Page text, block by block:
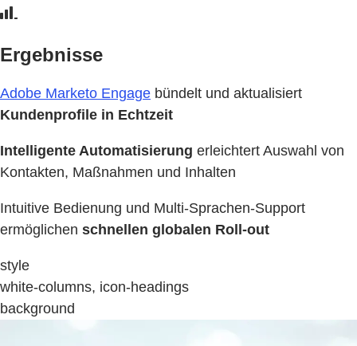
Ergebnisse
Adobe Marketo Engage bündelt und aktualisiert
Kundenprofile in Echtzeit
Intelligente Automatisierung erleichtert Auswahl von
Kontakten, Maßnahmen und Inhalten
Intuitive Bedienung und Multi-Sprachen-Support
ermöglichen schnellen globalen Roll-out
style
white-columns, icon-headings
background